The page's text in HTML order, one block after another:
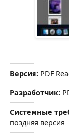
Версия: PDF
Разработчик:
Системные
поздняя версия